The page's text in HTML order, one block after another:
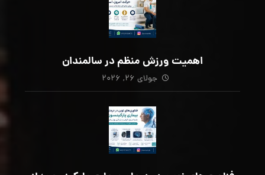
اهمیت ورزش منظم در سالمندان
جولای ۲۶, ۲۰۲۶